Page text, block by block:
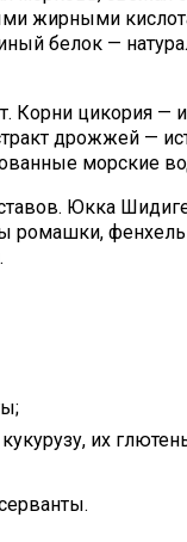
жирными
белок —
Корни цикория —
дрожжей —
морские
Юкка
ромашки,
их